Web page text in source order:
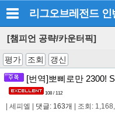
리그오브레전드 인
[챔피언 공략/카운터픽]
평가 조회 갱신
[번역]뽀삐로만 2300!
108 / 112
세피엘 댓글: 163개 조회: